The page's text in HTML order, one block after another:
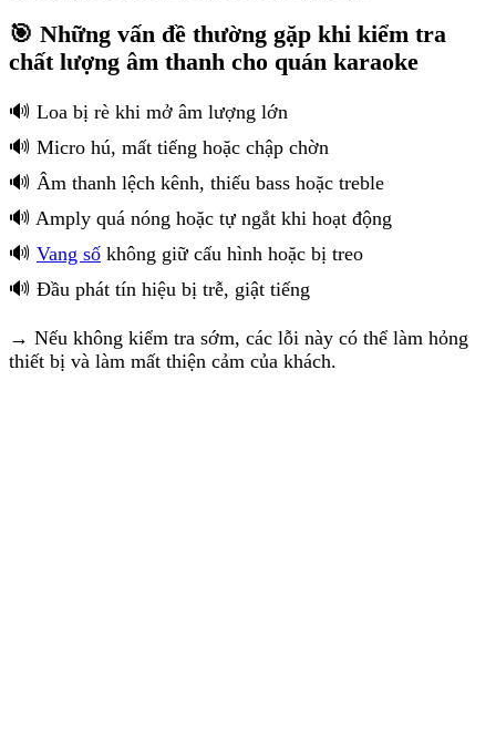
🎯 Những vấn đề thường gặp khi kiểm tra
chất lượng âm thanh cho quán karaoke
🔊 Loa bị rè khi mở âm lượng lớn
🔊 Micro hú, mất tiếng hoặc chập chờn
🔊 Âm thanh lệch kênh, thiếu bass hoặc treble
🔊 Amply quá nóng hoặc tự ngắt khi hoạt động
🔊 Vang số không giữ cấu hình hoặc bị treo
🔊 Đầu phát tín hiệu bị trễ, giật tiếng
→ Nếu không kiểm tra sớm, các lỗi này có thể làm hỏng
thiết bị và làm mất thiện cảm của khách.